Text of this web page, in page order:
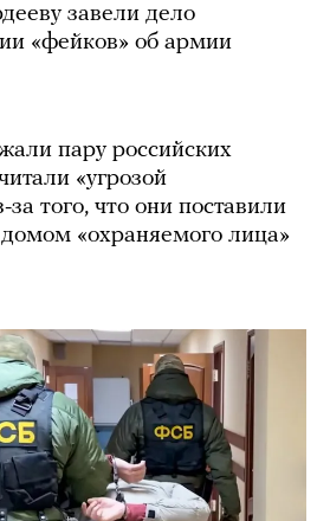
завели дело
«фейков» об армии
пару российских
«угрозой
за того, что они поставили
«охраняемого лица»